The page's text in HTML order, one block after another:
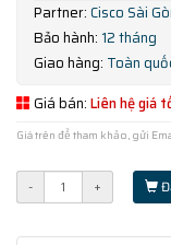
Partner:Cisco Sài
Bảo hành: 12 tháng
Giao hàng: Toàn
Giá bán:Liên hệ giá
Giá trên để tham khảo, gửi
- +